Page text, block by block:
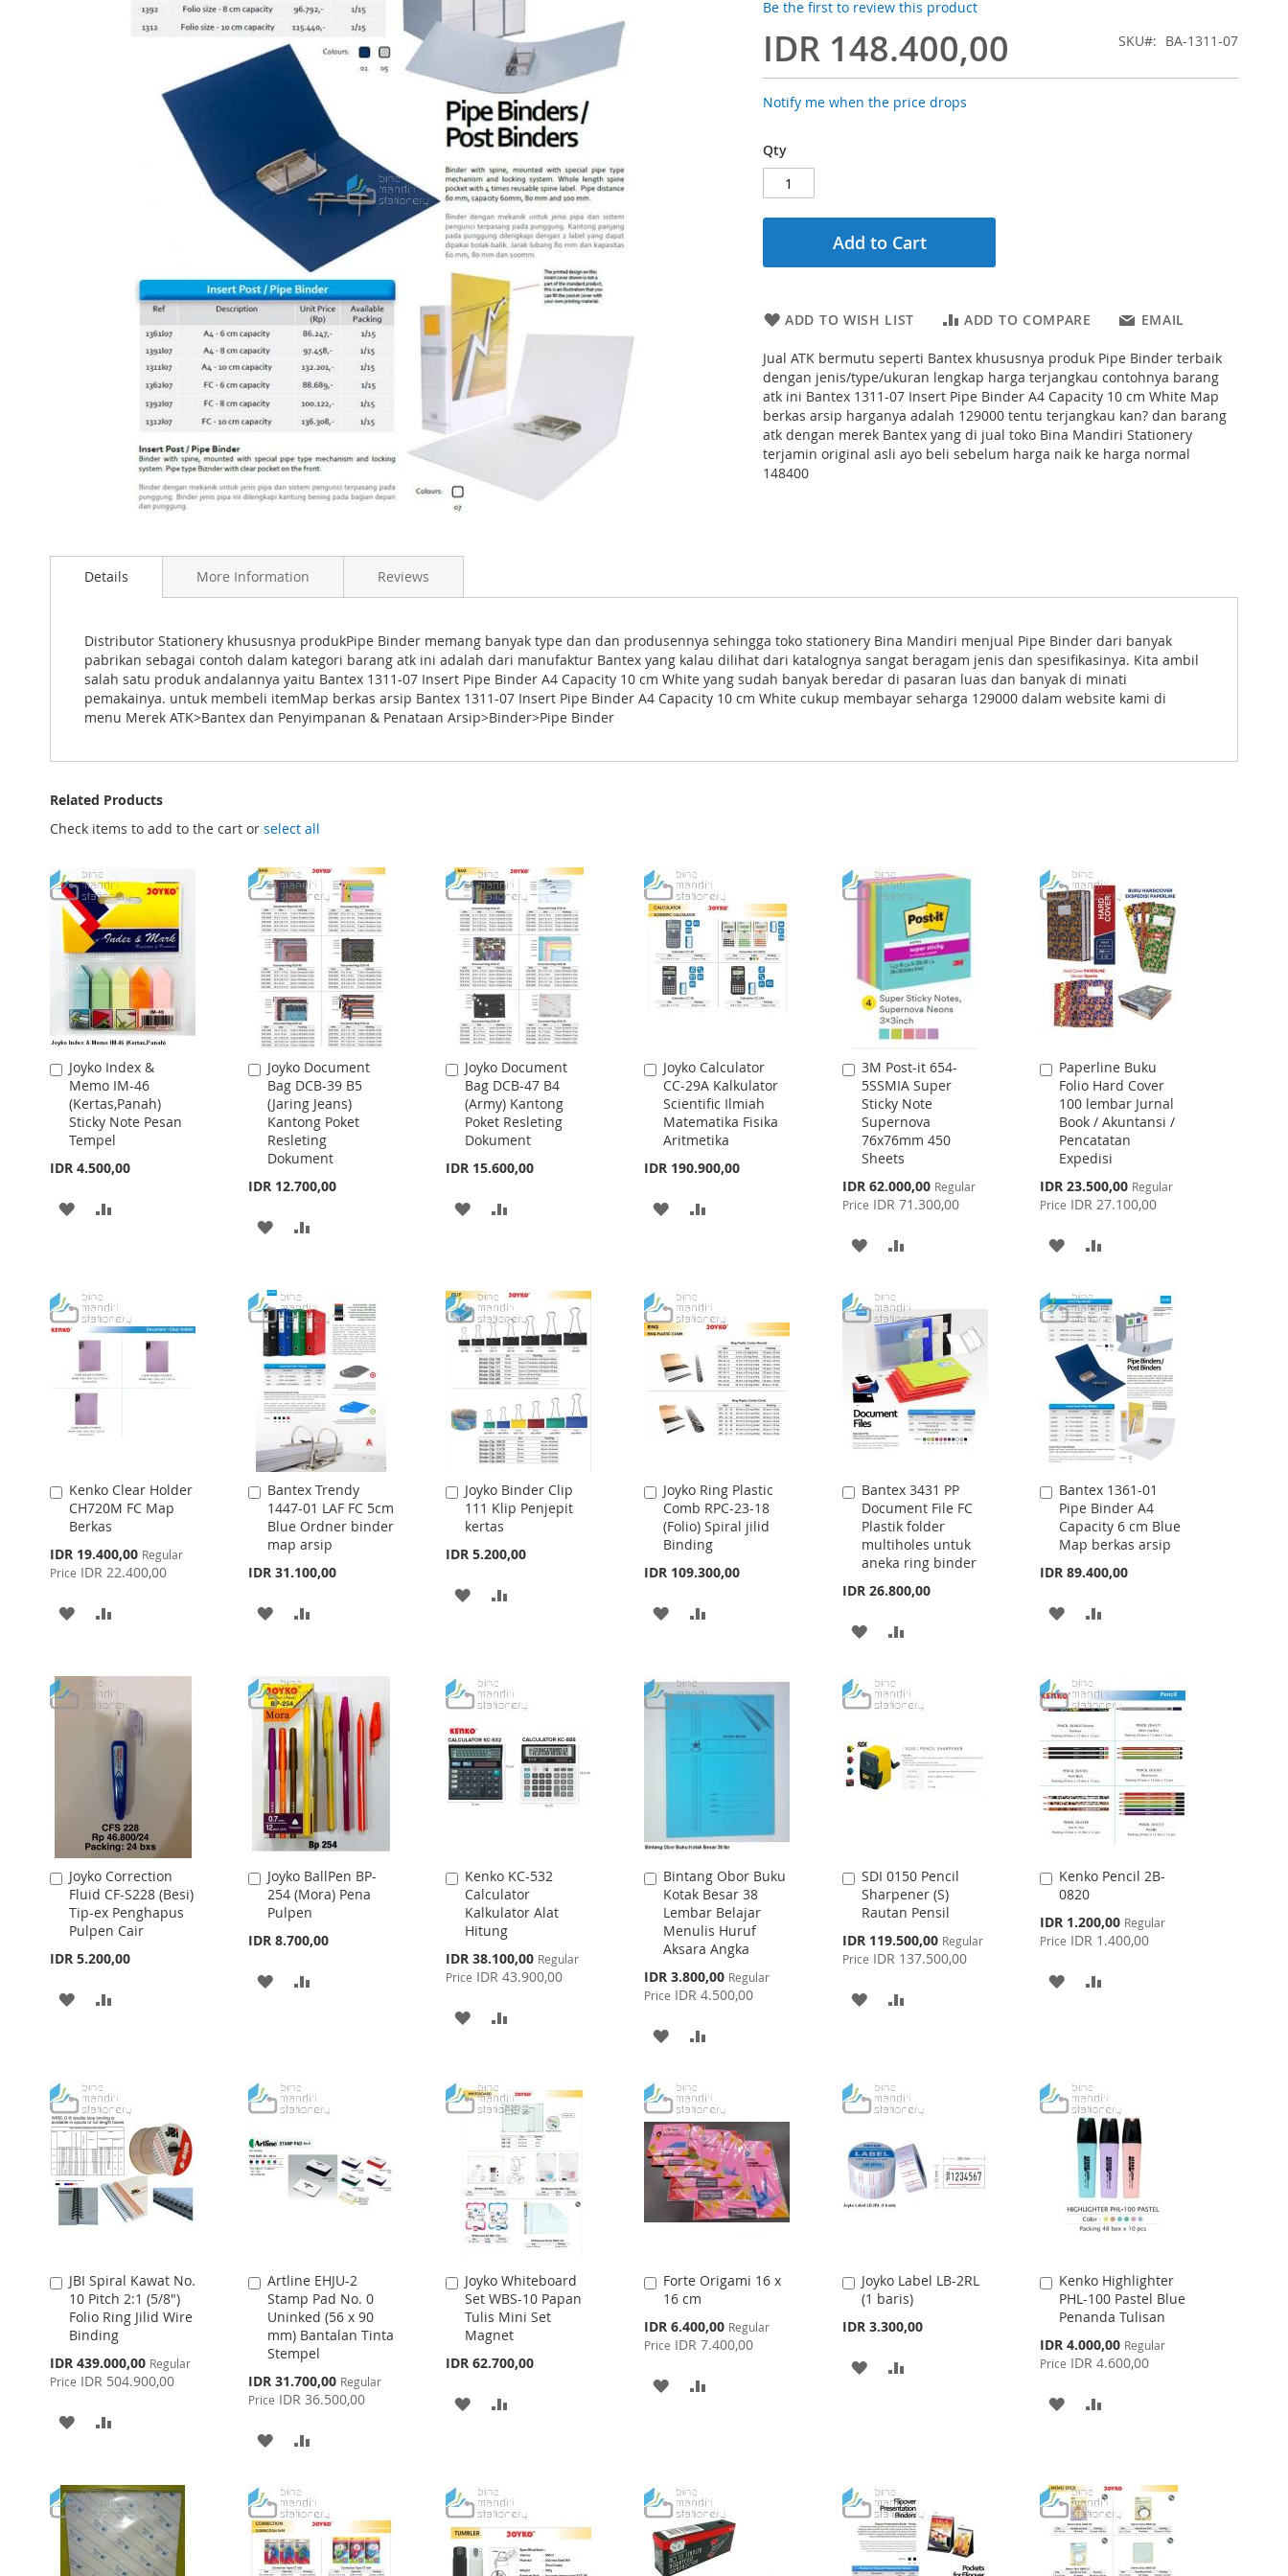
Be the first to review this product
IDR 148.400,00 SKU BA-1311-07
Notify me when the price drops
Qty
Add to Cart
ADD TO WISH LIST ADD TO COMPARE EMAIL
Jual ATK bermutu seperti Bantex khususnya produk Pipe Binder terbaik
dengan jenis/type/ukuran lengkap harga terjangkau contohnya barang
atk ini Bantex 1311-07 Insert Pipe Binder A4 Capacity 10 cm White Map
berkas arsip harganya adalah 129000 tentu terjangkau kan? dan barang
atk dengan merek Bantex yang di jual toko Bina Mandiri Stationery
terjamin original asli ayo beli sebelum harga naik ke harga normal
148400
to
images
gallery
Details
Distributor Stationery khususnya produkPipe Binder memang banyak type dan dan produsennya sehingga toko stationery Bina Mandiri menjual Pipe Binder dari banyak
pabrikan sebagai contoh dalam kategori barang atk ini adalah dari manufaktur Bantex yang kalau dilihat dari katalognya sangat beragam jenis dan spesifikasinya. Kita ambil
salah satu produk andalannya yaitu Bantex 1311-07 Insert Pipe Binder A4 Capacity 10 cm White yang sudah banyak beredar di pasaran luas dan banyak di minati
pemakainya. untuk membeli itemMap berkas arsip Bantex 1311-07 Insert Pipe Binder A4 Capacity 10 cm White cukup membayar seharga 129000 dalam website kami di
menu Merek ATK>Bantex dan Penyimpanan & Penataan Arsip>Binder>Pipe Binder
More Information Reviews
Related Products
Check items to add to the cart or select all
Joyko Index &
Memo IM-46
(Kertas,Panah)
Sticky Note Pesan
Tempel
IDR 4.500,00
Add
to
Cart
ADD
LIST
Joyko Document
Bag DCB-39 B5
(Jaring Jeans)
Kantong Poket
Resleting
Dokument
IDR 12.700,00
Add
to
Cart
ADD
WISH
LIST
Joyko Document
Bag DCB-47 B4
(Army) Kantong
Poket Resleting
Dokument
IDR 15.600,00
Add
to
Cart
ADD
LIST
Joyko Calculator
CC-29A Kalkulator
Scientific Ilmiah
Matematika Fisika
Aritmetika
IDR 190.900,00
Add
to
Cart
ADD
LIST
3M Post-it 654-
5SSMIA Super
Sticky Note
Supernova
76x76mm 450
Sheets
Special
Price
IDR 62.000,00 Regular
Price IDR 71.300,00
Add
to
Cart
ADD
WISH
LIST
COMPARE
Paperline Buku
Folio Hard Cover
100 lembar Jurnal
Book / Akuntansi /
Pencatatan
Expedisi
Special
Price
IDR 23.500,00 Regular
Price IDR 27.100,00
Add
to
Cart
ADD
WISH
LIST
COMPARE
Kenko Clear Holder
CH720M FC Map
Berkas
Special
Price
IDR 19.400,00 Regular
Price IDR 22.400,00
Add
to
Cart
ADD
WISH
LIST
COMPARE
Bantex Trendy
1447-01 LAF FC 5cm
Blue Ordner binder
map arsip
IDR 31.100,00
Add
to
Cart
ADD
WISH
LIST
COMPARE
Joyko Binder Clip
111 Klip Penjepit
kertas
IDR 5.200,00
Add
to
Cart
ADD
LIST
Joyko Ring Plastic
Comb RPC-23-18
(Folio) Spiral jilid
Binding
IDR 109.300,00
Add
to
Cart
ADD
WISH
LIST
COMPARE
Bantex 3431 PP
Document File FC
Plastik folder
multiholes untuk
aneka ring binder
IDR 26.800,00
Add
to
Cart
ADD
WISHCOMPARE
Bantex 1361-01
Pipe Binder A4
Capacity 6 cm Blue
Map berkas arsip
IDR 89.400,00
Add
to
Cart
ADD
WISH
LIST
Joyko Correction
Fluid CF-S228 (Besi)
Tip-ex Penghapus
Pulpen Cair
IDR 5.200,00
Add
to
Cart
ADD
LIST
Joyko BallPen BP-
254 (Mora) Pena
Pulpen
IDR 8.700,00
Add
to
Cart
ADD
LIST
Kenko KC-532
Calculator
Kalkulator Alat
Hitung
Special
Price
IDR 38.100,00 Regular
Price IDR 43.900,00
Add
to
Cart
ADD
WISH
LIST
Bintang Obor Buku
Kotak Besar 38
Lembar Belajar
Menulis Huruf
Aksara Angka
Special
Price
IDR 3.800,00 Regular
Price IDR 4.500,00
Add
to
Cart
ADD
WISH
LIST
COMPARE
SDI 0150 Pencil
Sharpener (S)
Rautan Pensil
Special
Price
IDR 119.500,00 Regular
Price IDR 137.500,00
Add
to
Cart
ADD
LIST
Kenko Pencil 2B-
0820
Special
Price
IDR 1.200,00 Regular
Price IDR 1.400,00
Add
to
Cart
ADD
LIST
JBI Spiral Kawat No.
10 Pitch 2:1 (5/8")
Folio Ring Jilid Wire
Binding
Special
Price
IDR 439.000,00 Regular
Price IDR 504.900,00
Add
to
Cart
ADD
WISH
LIST
COMPARE
Artline EHJU-2
Stamp Pad No. 0
Uninked (56 x 90
mm) Bantalan Tinta
Stempel
Special
Price
IDR 31.700,00 Regular
Price IDR 36.500,00
Add
to
Cart
ADD
WISH
LIST
COMPARE
Joyko Whiteboard
Set WBS-10 Papan
Tulis Mini Set
Magnet
IDR 62.700,00
Add
to
Cart
ADD
LIST
Forte Origami 16 x
16 cm
Special
Price
IDR 6.400,00 Regular
Price IDR 7.400,00
Add
to
Cart
ADD
LIST
Joyko Label LB-2RL
(1 baris)
IDR 3.300,00
Add
to
Cart
ADD
Kenko Highlighter
PHL-100 Pastel Blue
Penanda Tulisan
Special
Price
IDR 4.000,00 Regular
Price IDR 4.600,00
Add
to
Cart
ADD
LIST